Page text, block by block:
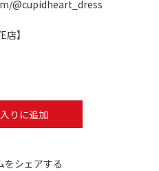
@cupidheart_dress
】
りに追加
をシェアする